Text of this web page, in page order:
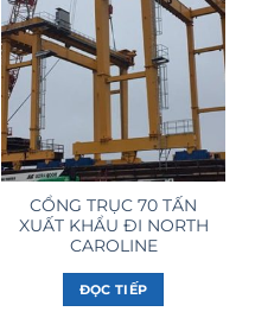
CỔNG TRỤC 70 TẤN
XUẤT KHẨU ĐI NORTH
CAROLINE
ĐỌC TIẾP